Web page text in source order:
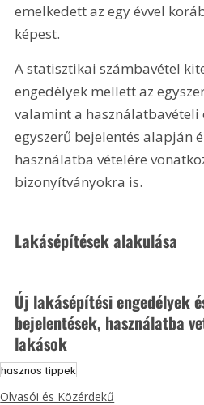
emelkedett az egy évvel
képest.
A statisztikai számbavétel
engedélyek mellett az
valamint a használatbavételi
egyszerű bejelentés alapján
használatba vételére
bizonyítványokra is.
Lakásépítések alakulása
Új lakásépítési engedélyek
bejelentések, használatba
lakások
hasznos tippek
Olvasói és Közérdekű